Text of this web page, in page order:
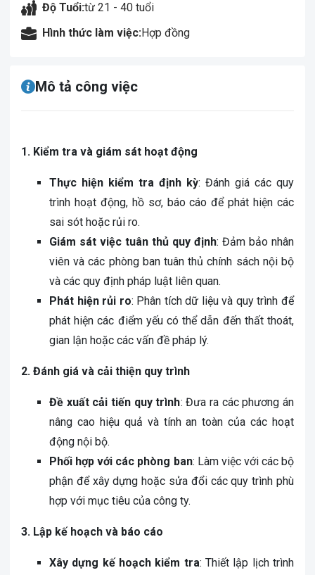
Độ Tuổi:từ 21 - 40 tuổi
Hình thức làm việc:Hợp đồng
Mô tả công việc
1. Kiểm tra và giám sát hoạt động
Thực hiện kiểm tra định kỳ: Đánh giá các quy
trình hoạt động, hồ sơ, báo cáo để phát hiện các
sai sót hoặc rủi ro.
Giám sát việc tuân thủ quy định: Đảm bảo nhân
viên và các phòng ban tuân thủ chính sách nội bộ
và các quy định pháp luật liên quan.
Phát hiện rủi ro: Phân tích dữ liệu và quy trình để
phát hiện các điểm yếu có thể dẫn đến thất thoát,
gian lận hoặc các vấn đề pháp lý.
2. Đánh giá và cải thiện quy trình
Đề xuất cải tiến quy trình: Đưa ra các phương án
nâng cao hiệu quả và tính an toàn của các hoạt
động nội bộ.
Phối hợp với các phòng ban: Làm việc với các bộ
phận để xây dựng hoặc sửa đổi các quy trình phù
hợp với mục tiêu của công ty.
3. Lập kế hoạch và báo cáo
Xây dựng kế hoạch kiểm tra: Thiết lập lịch trình